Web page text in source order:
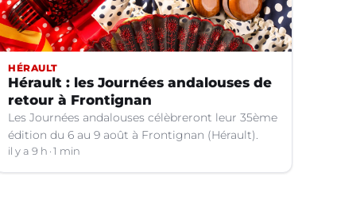
HÉRAULT
Hérault : les Journées andalouses de
retour à Frontignan
Les Journées andalouses célèbreront leur 35ème
édition du 6 au 9 août à Frontignan (Hérault).
il y a 9 h 1 min